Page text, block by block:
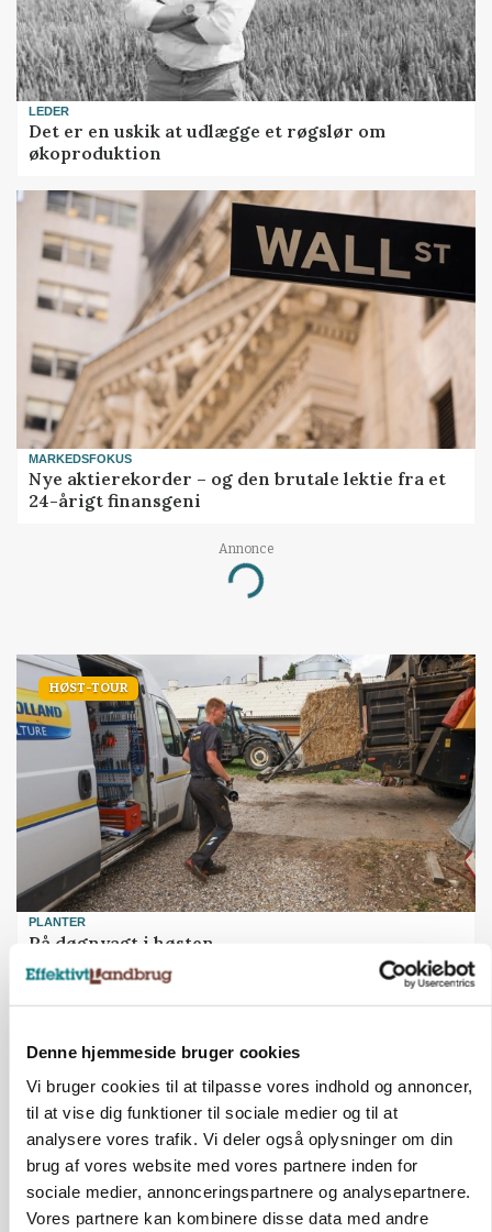
Denne hjemmeside bruger cookies
Vi bruger cookies til at tilpasse vores indhold og annoncer,
til at vise dig funktioner til sociale medier og til at
analysere vores trafik. Vi deler også oplysninger om din
brug af vores website med vores partnere inden for
sociale medier, annonceringspartnere og analysepartnere.
Vores partnere kan kombinere disse data med andre
LEDER
Det er en uskik at udlægge et røgslør om
økoproduktion
MARKEDSFOKUS
Nye aktierekorder – og den brutale lektie fra et
24-årigt finansgeni
Annonce
Loading...
HØST-TOUR
PLANTER
På døgnvagt i høsten